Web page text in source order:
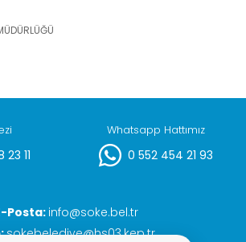
23 11
Whatsapp Hattımız
0 552 454 21 93
Posta: info@soke.bel.tr
sokebelediye@hs03.kep.tr